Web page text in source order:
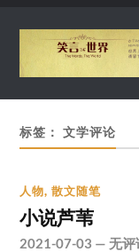
标签：文学评论
人物,散文随笔
小说芦苇
2021-07-03 —无评